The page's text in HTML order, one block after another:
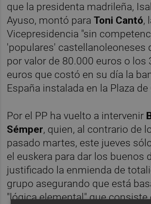
que la presidenta madrileña,
Ayuso, montó paraToni Cantó,
Vicepresidencia "sin
'populares' castellanoleoneses
por valor de 80.000 euros o los
euros que costó en su día la
España instalada en la Plaza de
Por el PP ha vuelto a intervenir
Sémper, quien, al contrario de
pasado martes, este jueves
el euskera para dar los buenos
justificado la enmienda de
grupo asegurando que está
"lógica elemental" que consiste